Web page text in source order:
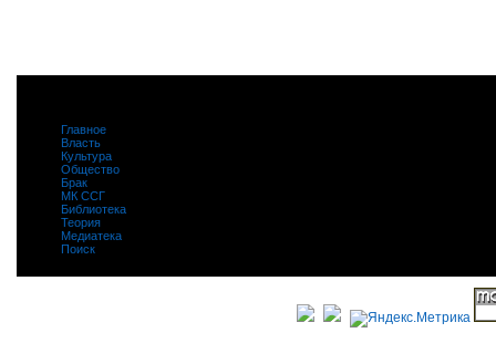
Главное
Власть
Культура
Общество
Брак
МК ССГ
Библиотека
Теория
Медиатека
Поиск